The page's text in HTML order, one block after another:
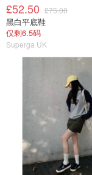
£52.50 £75.00
黑白平底鞋
仅剩6.5码
Superga UK